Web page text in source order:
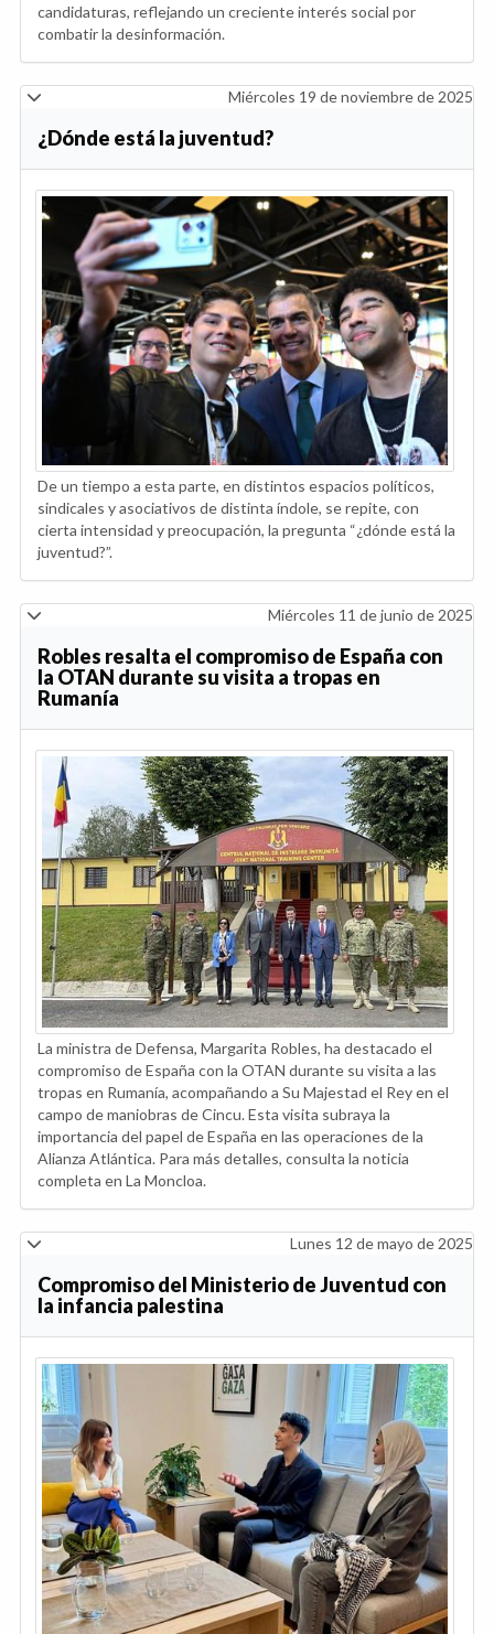
candidaturas, reflejando un creciente interés social por
combatir la desinformación.
Miércoles 19 de noviembre de 2025
¿Dónde está la juventud?
De un tiempo a esta parte, en distintos espacios políticos,
sindicales y asociativos de distinta índole, se repite, con
cierta intensidad y preocupación, la pregunta “¿dónde está la
juventud?”.
Miércoles 11 de junio de 2025
Robles resalta el compromiso de España con
la OTAN durante su visita a tropas en
Rumanía
La ministra de Defensa, Margarita Robles, ha destacado el
compromiso de España con la OTAN durante su visita a las
tropas en Rumanía, acompañando a Su Majestad el Rey en el
campo de maniobras de Cincu. Esta visita subraya la
importancia del papel de España en las operaciones de la
Alianza Atlántica. Para más detalles, consulta la noticia
completa en La Moncloa.
Lunes 12 de mayo de 2025
Compromiso del Ministerio de Juventud con
la infancia palestina